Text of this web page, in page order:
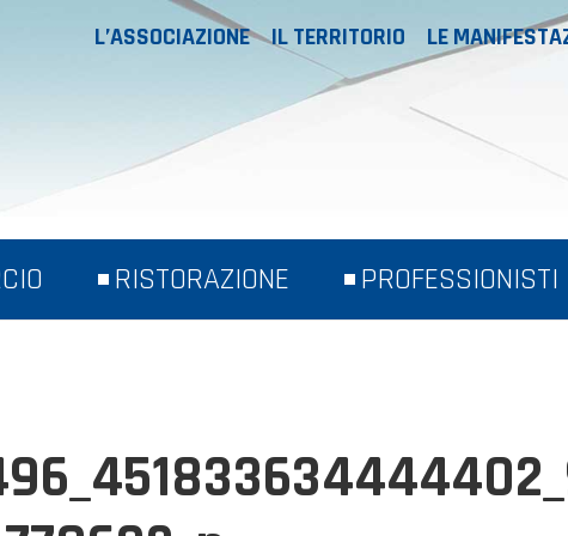
L’ASSOCIAZIONE IL TERRITORIO LE
RISTORAZIONE PROFESSIONISTI